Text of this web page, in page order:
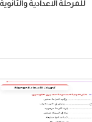
للمرحلة الاعدادية والثانوية PDF